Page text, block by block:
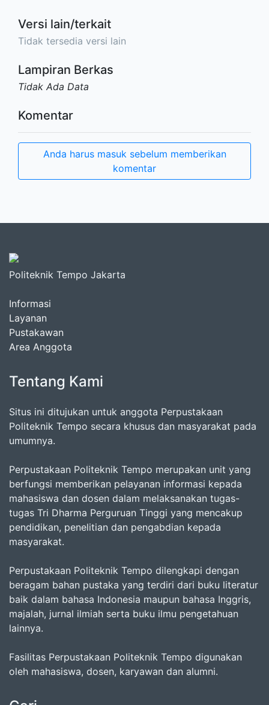
Versi lain/terkait
Tidak tersedia versi lain
Lampiran Berkas
Tidak Ada Data
Komentar
Anda harus masuk sebelum memberikan
komentar
Politeknik Tempo Jakarta
Informasi
Layanan
Pustakawan
Area Anggota
Tentang Kami
Situs ini ditujukan untuk anggota Perpustakaan
Politeknik Tempo secara khusus dan masyarakat pada
umumnya.
Perpustakaan Politeknik Tempo merupakan unit yang
berfungsi memberikan pelayanan informasi kepada
mahasiswa dan dosen dalam melaksanakan tugas-
tugas Tri Dharma Perguruan Tinggi yang mencakup
pendidikan, penelitian dan pengabdian kepada
masyarakat.
Perpustakaan Politeknik Tempo dilengkapi dengan
beragam bahan pustaka yang terdiri dari buku literatur
baik dalam bahasa Indonesia maupun bahasa Inggris,
majalah, jurnal ilmiah serta buku ilmu pengetahuan
lainnya.
Fasilitas Perpustakaan Politeknik Tempo digunakan
oleh mahasiswa, dosen, karyawan dan alumni.